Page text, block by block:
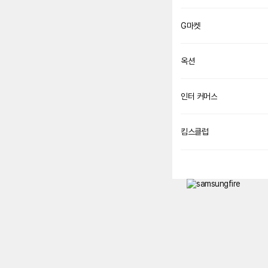
G마켓
옥션
인터 커머스
킴스클럽